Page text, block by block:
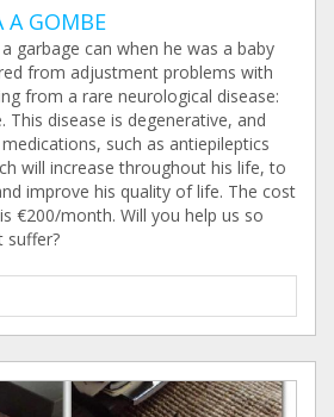
A GOMBE
garbage can when he was a baby
from adjustment problems with
from a rare neurological disease:
This disease is degenerative, and
such as antiepileptics
will increase throughout his life, to
improve his quality of life. The cost
€200/month. Will you help us so
suffer?